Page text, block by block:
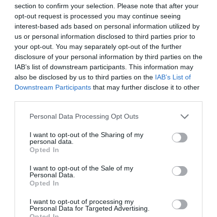
section to confirm your selection. Please note that after your
opt-out request is processed you may continue seeing
interest-based ads based on personal information utilized by
us or personal information disclosed to third parties prior to
your opt-out. You may separately opt-out of the further
disclosure of your personal information by third parties on the
IAB’s list of downstream participants. This information may
also be disclosed by us to third parties on the IAB’s List of
Downstream Participants that may further disclose it to other
Personal Data Processing Opt Outs
I want to opt-out of the Sharing of my
personal data.
Opted In
I want to opt-out of the Sale of my
Personal Data.
Opted In
I want to opt-out of processing my
Personal Data for Targeted Advertising.
García Paños és funcionari de l'Ajuntament de Xàtiva i
compta amb una trajectòria vinculada al teixit
associatiu, festiu i esportiu de la ciutat. Entre altres
responsabilitats, ha estat president de la Junta Local
Fallera de Xàtiva, exàrbitre de futbol, actual vocal del
Comité Valencià d'Àrbitres de la FFCV i president de
l'Associació Esportiva Murta.
Durant la seua intervenció, el nou coordinador va
carrer" amb la voluntat d'impulsar una política de
proximitat centrada en les necessitats de la
ciutadania. Segons va explicar, el projecte pren com a
referència el model desenvolupat per
Vall d'Albaida
i aposta per una forma de fer política
"constructiva" i allunyada de la confrontació.